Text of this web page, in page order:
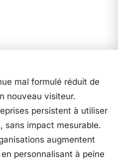
mal formulé réduit de
nouveau visiteur.
persistent à utiliser
sans impact mesurable.
augmentent
personnalisant à peine